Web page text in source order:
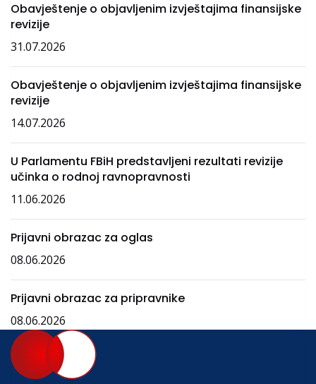
Obavještenje o objavljenim izvještajima finansijske
revizije
31.07.2026
Obavještenje o objavljenim izvještajima finansijske
revizije
14.07.2026
U Parlamentu FBiH predstavljeni rezultati revizije
učinka o rodnoj ravnopravnosti
11.06.2026
Prijavni obrazac za oglas
08.06.2026
Prijavni obrazac za pripravnike
08.06.2026